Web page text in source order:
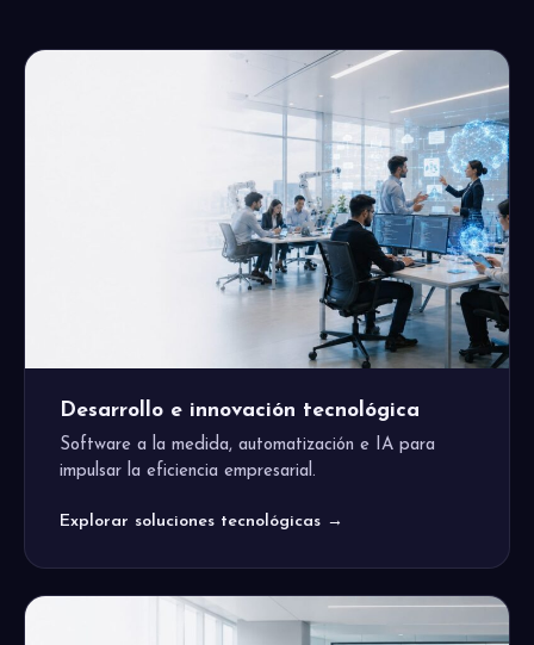
Desarrollo e innovación tecnológica
Software a la medida, automatización e IA para
impulsar la eficiencia empresarial.
Explorar soluciones tecnológicas →